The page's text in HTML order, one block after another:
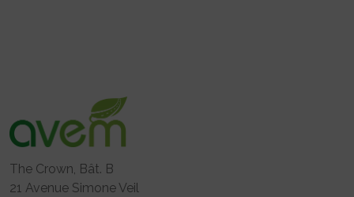
The Crown, Bât. B
21 Avenue Simone Veil